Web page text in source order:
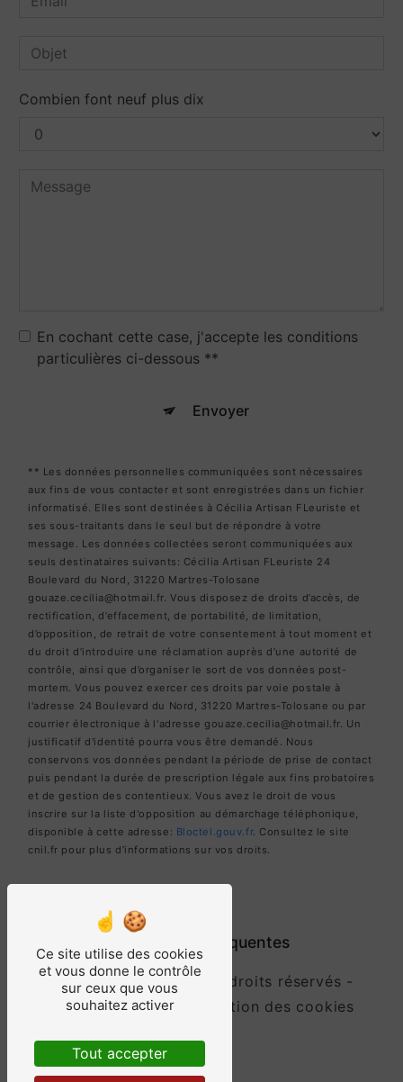
Combien font neuf plus dix
En cochant cette case, j'accepte les conditions
particulières ci-dessous **
Envoyer
** Les données personnelles communiquées sont nécessaires
aux fins de vous contacter et sont enregistrées dans un fichier
informatisé. Elles sont destinées à Cécilia Artisan FLeuriste et
ses sous-traitants dans le seul but de répondre à votre
message. Les données collectées seront communiquées aux
seuls destinataires suivants: Cécilia Artisan FLeuriste 24
Boulevard du Nord, 31220 Martres-Tolosane
gouaze.cecilia@hotmail.fr. Vous disposez de droits d’accès, de
rectification, d’effacement, de portabilité, de limitation,
d’opposition, de retrait de votre consentement à tout moment et
du droit d’introduire une réclamation auprès d’une autorité de
contrôle, ainsi que d’organiser le sort de vos données post-
mortem. Vous pouvez exercer ces droits par voie postale à
l'adresse 24 Boulevard du Nord, 31220 Martres-Tolosane ou par
courrier électronique à l'adresse gouaze.cecilia@hotmail.fr. Un
justificatif d'identité pourra vous être demandé. Nous
conservons vos données pendant la période de prise de contact
puis pendant la durée de prescription légale aux fins probatoires
et de gestion des contentieux. Vous avez le droit de vous
inscrire sur la liste d'opposition au démarchage téléphonique,
disponible à cette adresse:
Bloctel.gouv.fr. Consultez le site
cnil.fr pour plus d’informations sur vos droits.
Recherches fréquentes
©Vistalid- 2026 - Tous droits réservés -
Mentions légales- Gestion des cookies
Ce site utilise des cookies
et vous donne le contrôle
sur ceux que vous
souhaitez activer
Tout accepter